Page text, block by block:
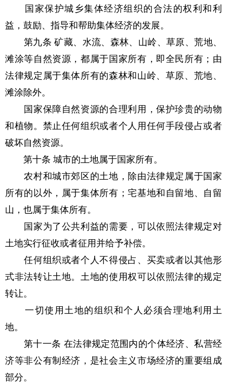
国家保护城乡集体经济组织的合法的权利和利
益，鼓励、指导和帮助集体经济的发展。
第九条 矿藏、水流、森林、山岭、草原、荒地、
滩涂等自然资源，都属于国家所有，即全民所有；由
法律规定属于集体所有的森林和山岭、草原、荒地、
滩涂除外。
国家保障自然资源的合理利用，保护珍贵的动物
和植物。禁止任何组织或者个人用任何手段侵占或者
破坏自然资源。
第十条 城市的土地属于国家所有。
农村和城市郊区的土地，除由法律规定属于国家
所有的以外，属于集体所有；宅基地和自留地、自留
山，也属于集体所有。
国家为了公共利益的需要，可以依照法律规定对
土地实行征收或者征用并给予补偿。
任何组织或者个人不得侵占、买卖或者以其他形
式非法转让土地。土地的使用权可以依照法律的规定
转让。
一切使用土地的组织和个人必须合理地利用土
地。
第十一条 在法律规定范围内的个体经济、私营经
济等非公有制经济，是社会主义市场经济的重要组成
部分。